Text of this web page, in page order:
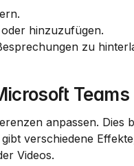
hinzuzufügen.
zu
Teams
anpassen. Dies
verschiedene
Videos.